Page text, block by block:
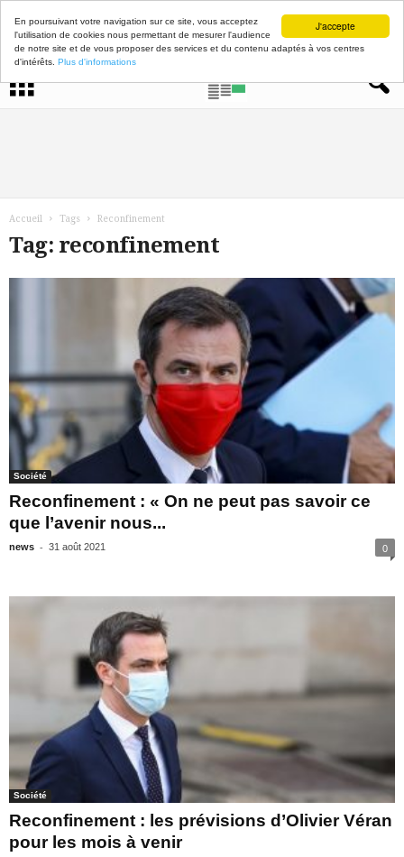
J'accepte
En poursuivant votre navigation sur ce site, vous acceptez
l'utilisation de cookies nous permettant de mesurer l'audience
de notre site et de vous proposer des services et du contenu adaptés à vos centres
d'intérêts. Plus d'informations
Accueil Tags Reconfinement
Tag: reconfinement
Société
Reconfinement : « On ne peut pas savoir ce
que l’avenir nous...
news - 31 août 2021 0
Société
Reconfinement : les prévisions d’Olivier Véran
pour les mois à venir